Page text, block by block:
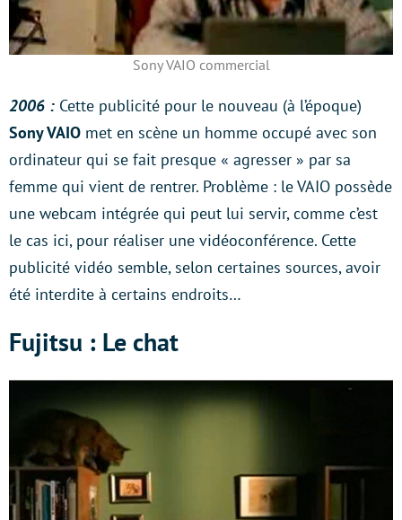
Sony VAIO commercial
2006 : Cette publicité pour le nouveau (à l’époque)
Sony VAIO met en scène un homme occupé avec son
ordinateur qui se fait presque « agresser » par sa
femme qui vient de rentrer. Problème : le VAIO possède
une webcam intégrée qui peut lui servir, comme c’est
le cas ici, pour réaliser une vidéoconférence. Cette
publicité vidéo semble, selon certaines sources, avoir
été interdite à certains endroits…
Fujitsu : Le chat